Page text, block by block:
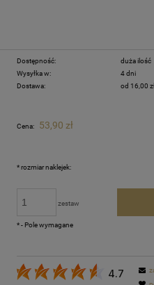
Dostępność:
duża ilość
Wysyłka w:
4 dni
Dostawa:
od 16,00
płatności
Cena: 53,90 zł
*rozmiar naklejek:
zestaw
*- Pole wymagane
4.7